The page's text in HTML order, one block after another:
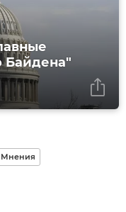
Байдена"
Мнения